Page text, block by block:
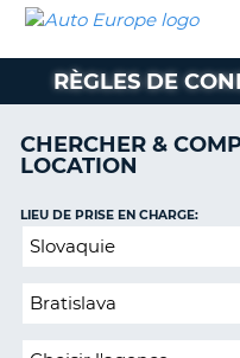
LOCATION
VOITURE
CAMPING-
CAR
AUTO
EUROPE
LOCATION
VOITURE
CAMPING-
CAR
PARTENAIRES
SUPPORT
CLIENT
COMPTE
RÈGLES DE
CHERCHER &
LOCATION
Lieu
restitution
LIEU DE PRISE EN CHARGE: